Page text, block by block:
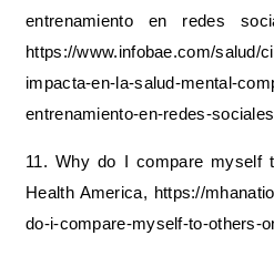
entrenamiento en redes
https://www.infobae.com/salud/
impacta-en-la-salud-mental-
entrenamiento-en-redes-
11. Why do I compare myself
Health America, https://
do-i-compare-myself-to-others-